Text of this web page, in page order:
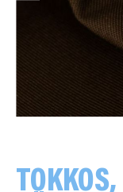
TOKKOS,